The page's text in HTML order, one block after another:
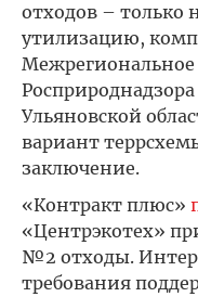
отходов – только
утилизацию,
Межрегиональное
Ульяновской
вариант
заключение.
«Контракт плюс»
«Центрэкотех»
№2 отходы.
требования